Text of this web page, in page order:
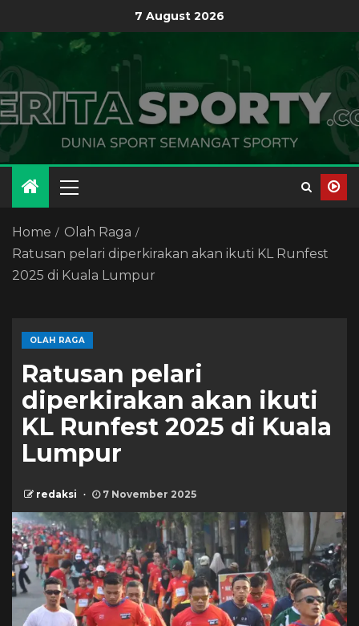
7 August 2026
Home
Olah Raga
Ratusan pelari diperkirakan akan ikuti KL Runfest
2025 di Kuala Lumpur
OLAH RAGA
Ratusan pelari
diperkirakan akan ikuti
KL Runfest 2025 di Kuala
Lumpur
redaksi 7 November 2025